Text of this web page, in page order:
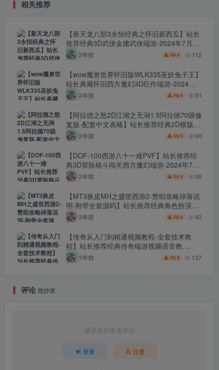
服-安卓版本！
相关推荐
【新天龙八部3永恒经典之怀旧新西瓜】站长
推荐经典3D武侠金庸武侠端游-2024年7月24
日最新打包Linux服务端源码视频架设教程-完
整PC客户端-配套GM工具！
2年前 R9.9 112
【wow魔兽世界怀旧版WLK335巫妖兔子王】
站长典藏怀旧西方魔幻3D巨作端游-2024年7
月24日最新打包Win服务端源码视频架设教
程-网页注册-GM指令教程-完整PC客户端！
2年前 R9.9 91
【阿拉德之怒2D江湖之无涧1.5阿拉德70级修
复版-配套中文表格】站长推荐经典2D横版闯
关手游-2024年7月24日最新打包Linux服务端
源码视频架设教程-GM总运营WEB管理后台-
新版多功能GM授权后台-安卓苹果IOS双端版
本！
2年前 R9.9 80
【DOF-100西游八十一难PVF】站长推荐经
典3D冒险格斗闯关西方魔幻端游-2024年7月
24日最新打包Linux服务端源码视频架设教
程-等级补丁-配套完整客户端！
2年前 R9.9 98
【MT3换皮MH之盛世西游2-赞助攻略掉落说
明-附带全套源码】站长推荐经典角色扮演类
Q萌卡通剧情任务回合手游-2024年7月20日
最新打包Linux服务端源码视频架设教程-多功
能GM网页后台工具-安卓苹果ios双端版本！
2年前 R9.9 92
【传奇从入门到精通视频教程-全套技术教
程】站长推荐经典传奇端游视频语音教
程-2024年7月20日最新打包整理-0从基础新
手到精通-传奇全套技术教学！
1年前 R9.9 137
评论 抢沙发
请登录后发表评论
登录 注册